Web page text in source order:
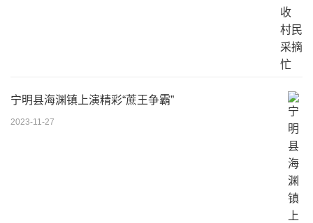
宁明县海渊镇上演精彩“蔗王争霸”
2023-11-27